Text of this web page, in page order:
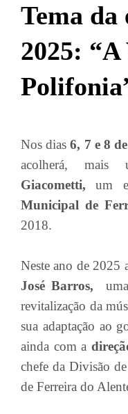
Tema da
2025: “A
Nos dias 6, 7 e 8
acolherá, mais
Giacometti, um
Municipal de
2018.
Neste ano de 2025
José Barros,
revitalização da
sua adaptação ao
ainda com a
chefe da Divisão
de Ferreira do